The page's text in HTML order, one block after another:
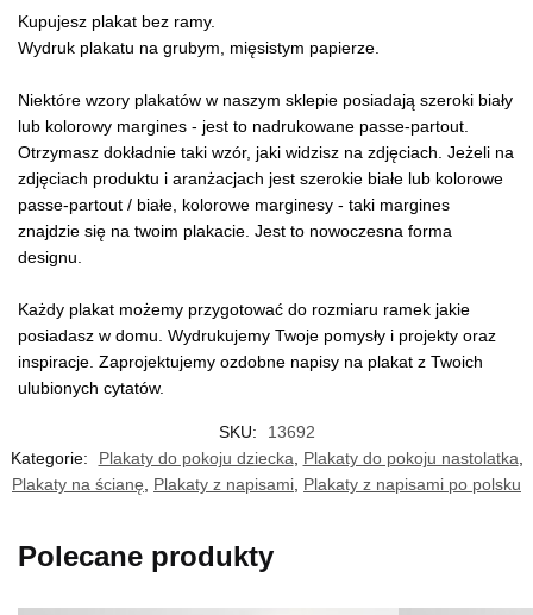
Kupujesz plakat bez ramy.
Wydruk plakatu na grubym, mięsistym papierze.
Niektóre wzory plakatów w naszym sklepie posiadają szeroki biały
lub kolorowy margines - jest to nadrukowane passe-partout.
Otrzymasz dokładnie taki wzór, jaki widzisz na zdjęciach. Jeżeli na
zdjęciach produktu i aranżacjach jest szerokie białe lub kolorowe
passe-partout / białe, kolorowe marginesy - taki margines
znajdzie się na twoim plakacie. Jest to nowoczesna forma
designu.
Każdy plakat możemy przygotować do rozmiaru ramek jakie
posiadasz w domu. Wydrukujemy Twoje pomysły i projekty oraz
inspiracje. Zaprojektujemy ozdobne napisy na plakat z Twoich
ulubionych cytatów.
SKU:
13692
Kategorie:
Plakaty do pokoju dziecka Plakaty do pokoju nastolatka
Plakaty na ścianę
Plakaty z napisami Plakaty z napisami po polsku
Polecane produkty